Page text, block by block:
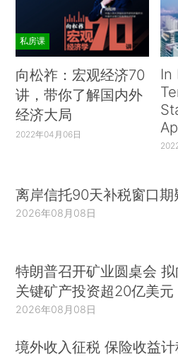
私房课
向松祚：宏观经济70
讲，带你了解国内外
经济大局
2022年04月06日
In
离岸信托90天补税窗口期
2026年08月08日
特朗普召开矿业圆桌会 拟
关键矿产投资超20亿美元
2026年08月08日
境外收入征税 保险收益